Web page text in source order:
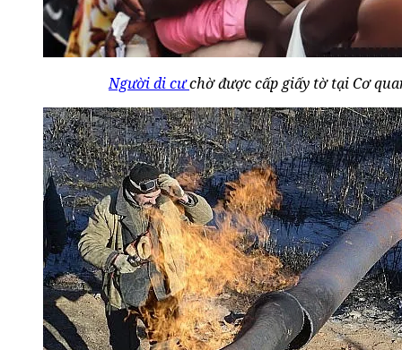
Người di cưchờ được cấp giấy tờ tại Cơ